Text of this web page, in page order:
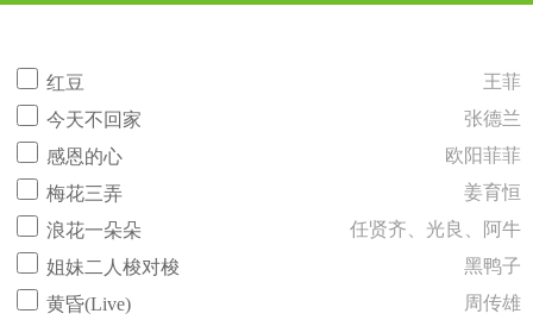
红豆
王菲
今天不回家
张德兰
感恩的心
欧阳菲菲
梅花三弄
姜育恒
浪花一朵朵
任贤齐、光良、阿牛
姐妹二人梭对梭
黑鸭子
黄昏(Live)
周传雄